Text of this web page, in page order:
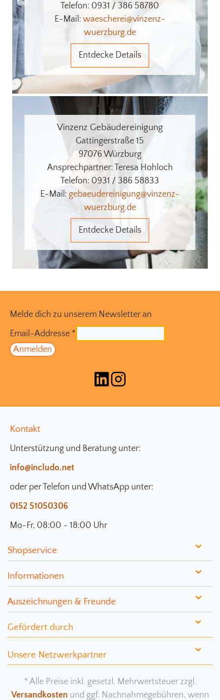
Telefon: 0931 / 386 58780
E-Mail: waescherei@vinzenz-
wuerzburg.de
Entdecke Details
Vinzenz Gebäudereinigung
Gattingerstraße 15
97076 Würzburg
Ansprechpartner: Teresa Hohloch
Telefon: 0931 / 386 58833
E-Mail: gebaeudereinigung@vinzenz-
wuerzburg.de
Entdecke Details
Melde dich zu unserem Newsletter an
Email-Addresse *
Kontakt
Unterstützung und Beratung unter:
info@includo.net
oder per Telefon und WhatsApp unter:
0152 51050306
Mo-Fr, 08:00 - 18:00 Uhr
Shopservice
Informationen
Auszeichnungen & Freunde
Gefördert durch
Unsere Netzwerkpartner
* Alle Preise inkl. gesetzl. Mehrwertsteuer zzgl.
Versandkosten und ggf. Nachnahmegebühren, wenn